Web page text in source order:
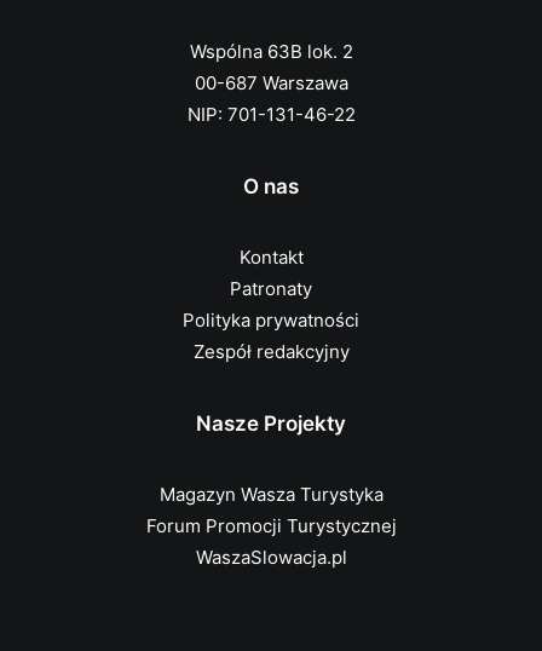
Wspólna 63B lok. 2
00-687 Warszawa
NIP: 701-131-46-22
O nas
Kontakt
Patronaty
Polityka prywatności
Zespół redakcyjny
Nasze Projekty
Magazyn Wasza Turystyka
Forum Promocji Turystycznej
WaszaSlowacja.pl